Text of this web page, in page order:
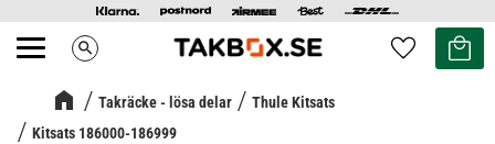
Meny search Favoriter
Kundvagn
Takräcke - lösa delar
Thule Kitsats
Kitsats 186000-186999